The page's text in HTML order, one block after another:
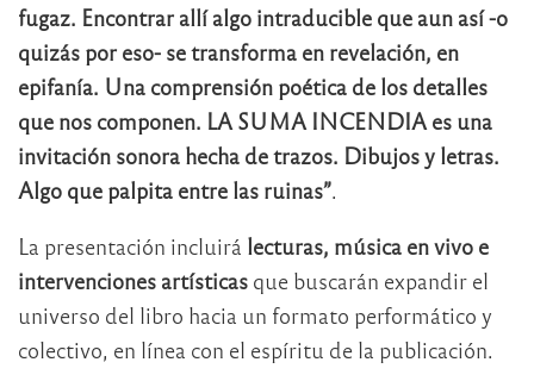
fugaz. Encontrar allí algo intraducible que aun así -o
quizás por eso- se transforma en revelación, en
epifanía. Una comprensión poética de los detalles
que nos componen. LA SUMA INCENDIA es una
invitación sonora hecha de trazos. Dibujos y letras.
Algo que palpita entre las ruinas”.
La presentación incluirá lecturas, música en vivo e
intervenciones artísticas que buscarán expandir el
universo del libro hacia un formato performático y
colectivo, en línea con el espíritu de la publicación.